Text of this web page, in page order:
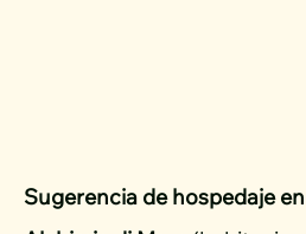
Sugerencia de hospedaje